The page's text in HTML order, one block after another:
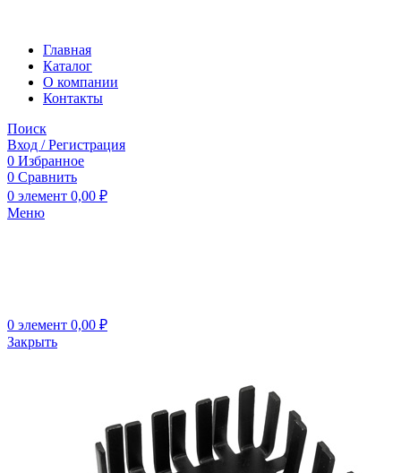
Главная
Каталог
О компании
Контакты
Поиск
Вход / Регистрация
0 Избранное
0 Сравнить
0 элемент 0,00 ₽
Меню
0 элемент 0,00 ₽
Закрыть